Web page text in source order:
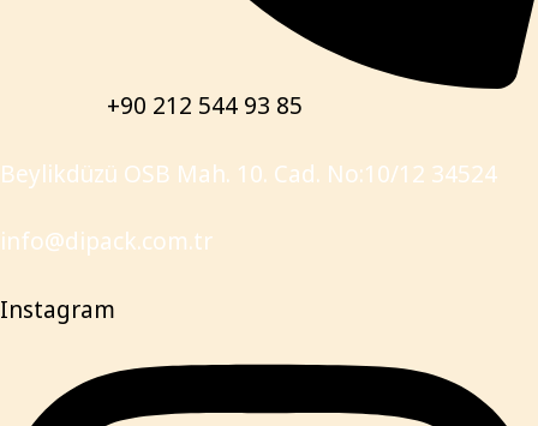
+90 212 544 93 85
Beylikdüzü OSB Mah. 10. Cad. No:10/12 34524
info@dipack.com.tr
Instagram